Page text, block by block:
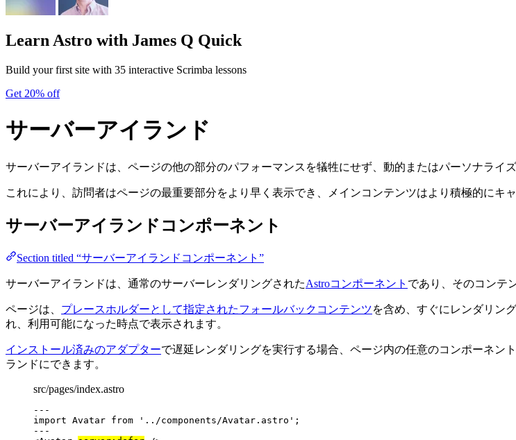
Learn Astro with James Q Quick
Build your first site with 35 interactive Scrimba lessons
Get 20% off
サーバーアイランド
サーバーアイランドは、ページの他の部分のパフォーマンスを犠牲にせず、動的またはパーソナライ
これにより、訪問者はページの最重要部分をより早く表示でき、メインコンテンツはより積極的にキ
サーバーアイランドコンポーネント
Section titled “サーバーアイランドコンポーネント”
サーバーアイランドは、通常のサーバーレンダリングされたAstroコンポーネント であり、そのコンテ
ページは、 プレースホルダーとして指定されたフォールバックコンテンツを含め、すぐにレンダリン
れ、利用可能になった時点で表示されます。
インストール済みのアダプターで遅延レンダリングを実行する場合、ページ内の任意のコンポーネン
ランドにできます。
src/pages/index.astro
---
import Avatar from ' ../components/Avatar.astro ' ;
---